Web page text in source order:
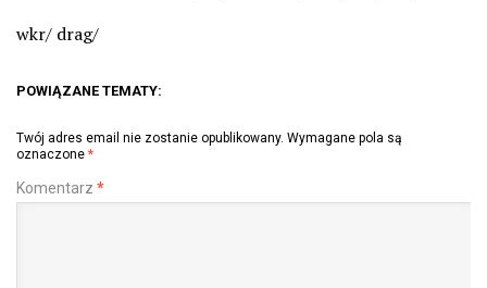
wkr/ drag/
POWIĄZANE TEMATY:
Twój adres email nie zostanie opublikowany. Wymagane pola są
oznaczone *
Komentarz *